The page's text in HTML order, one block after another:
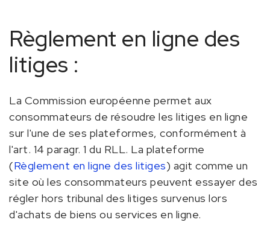
Règlement en ligne des
litiges :
La Commission européenne permet aux
consommateurs de résoudre les litiges en ligne
sur l'une de ses plateformes, conformément à
l'art. 14 paragr. 1 du RLL. La plateforme
(Règlement en ligne des litiges) agit comme un
site où les consommateurs peuvent essayer des
régler hors tribunal des litiges survenus lors
d'achats de biens ou services en ligne.